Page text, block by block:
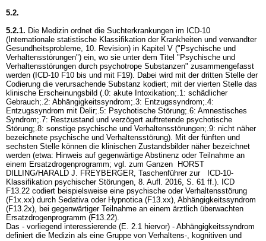
5.2.
5.2.1. Die Medizin ordnet die Suchterkrankungen im ICD-10
(Internationale statistische Klassifikation der Krankheiten und verwandter
Gesundheitsprobleme, 10. Revision) in Kapitel V ("Psychische und
Verhaltensstörungen") ein, wo sie unter dem Titel "Psychische und
Verhaltensstörungen durch psychotrope Substanzen" zusammengefasst
werden (ICD-10 F10 bis und mit F19). Dabei wird mit der dritten Stelle der
Codierung die verursachende Substanz kodiert; mit der vierten Stelle das
klinische Erscheinungsbild (.0: akute Intoxikation;.1: schädlicher
Gebrauch;.2: Abhängigkeitssyndrom;.3: Entzugssyndrom;.4:
Entzugssyndrom mit Delir;.5: Psychotische Störung;.6: Amnestisches
Syndrom;.7: Restzustand und verzögert auftretende psychotische
Störung;.8: sonstige psychische und Verhaltensstörungen;.9: nicht näher
bezeichnete psychische und Verhaltensstörung). Mit der fünften und
sechsten Stelle können die klinischen Zustandsbilder näher bezeichnet
werden (etwa: Hinweis auf gegenwärtige Abstinenz oder Teilnahme an
einem Ersatzdrogenprogramm; vgl. zum Ganzen HORST
DILLING/HARALD J. FREYBERGER, Taschenführer zur ICD-10-
Klassifikation psychischer Störungen, 8. Aufl. 2016, S. 61 ff.). ICD
F13.22 codiert beispielsweise eine psychische oder Verhaltensstörung
(F1x.xx) durch Sedativa oder Hypnotica (F13.xx), Abhängigkeitssyndrom
(F13.2x), bei gegenwärtiger Teilnahme an einem ärztlich überwachten
Ersatzdrogenprogramm (F13.22).
Das - vorliegend interessierende (E. 2.1 hiervor) - Abhängigkeitssyndrom
definiert die Medizin als eine Gruppe von Verhaltens-, kognitiven und